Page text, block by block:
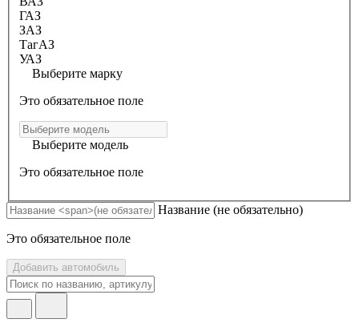
ГАЗ
ЗАЗ
ТагАЗ
УАЗ
Выберите марку
Это обязательное поле
Выберите модель
Это обязательное поле
Название (не обязательно)
Это обязательное поле
Добавить автомобиль